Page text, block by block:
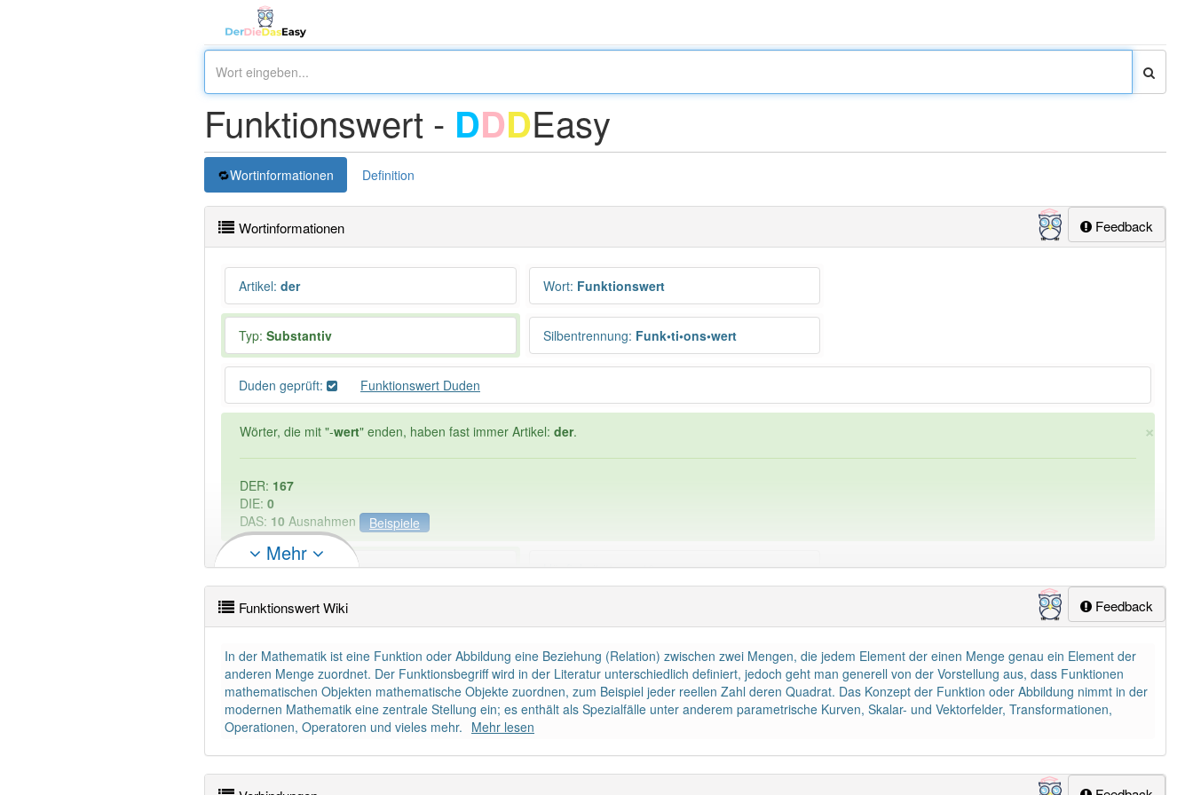
Funktionswert - DDDEasy
Wortinformationen Definition
Feedback
Wortinformationen
Artikel: der Wort: Funktionswert
Typ: Substantiv Silbentrennung: Funk•ti•ons•wert
Duden geprüft: Funktionswert Duden
×
Wörter, die mit "-wert" enden, haben fast immer Artikel: der.
DER: 167
DIE: 0
DAS: 10 Ausnahmen Beispiele
PowerIndex:3 Häufigkeit: 4 von 10
Wörter mit Endung aber mit einem anderen Artikelder: 0
95% unserer Spielapp-Nutzer haben den Artikel korrekt erraten.
Mehr
Feedback
Funktionswert Wiki
In der Mathematik ist eine Funktion oder Abbildung eine Beziehung (Relation) zwischen zwei Mengen, die jedem Element der einen Menge genau ein Element der
anderen Menge zuordnet. Der Funktionsbegriff wird in der Literatur unterschiedlich definiert, jedoch geht man generell von der Vorstellung aus, dass Funktionen
mathematischen Objekten mathematische Objekte zuordnen, zum Beispiel jeder reellen Zahl deren Quadrat. Das Konzept der Funktion oder Abbildung nimmt in der
modernen Mathematik eine zentrale Stellung ein; es enthält als Spezialfälle unter anderem parametrische Kurven, Skalar- und Vektorfelder, Transformationen,
Operationen, Operatoren und vieles mehr. Mehr lesen